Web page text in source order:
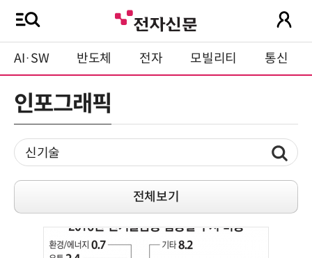
AI·SW 반도체 전자 모빌리티 통신
인포그래픽
전체보기